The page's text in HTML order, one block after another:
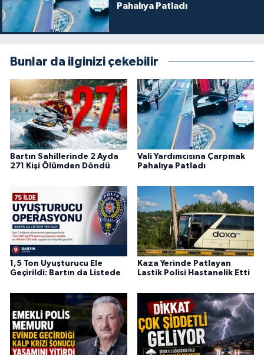
Pahalıya Patladı
Bunlar da ilginizi çekebilir
Bartın Sahillerinde 2 Ayda
271 Kişi Ölümden Döndü
Vali Yardımcısına Çarpmak
Pahalıya Patladı
1,5 Ton Uyuşturucu Ele
Geçirildi: Bartın da Listede
Kaza Yerinde Patlayan
Lastik Polisi Hastanelik Etti